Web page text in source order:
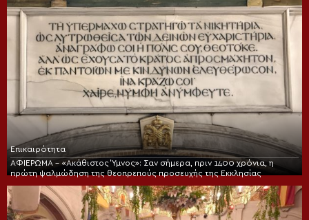
Επικαιρότητα
ΑΦΙΕΡΩΜΑ – «Ακάθιστος Ύμνος»: Σαν σήμερα, πριν 1400 χρόνια, η
πρώτη ψαλμώδηση της θεοπρεπούς προσευχής της Εκκλησίας